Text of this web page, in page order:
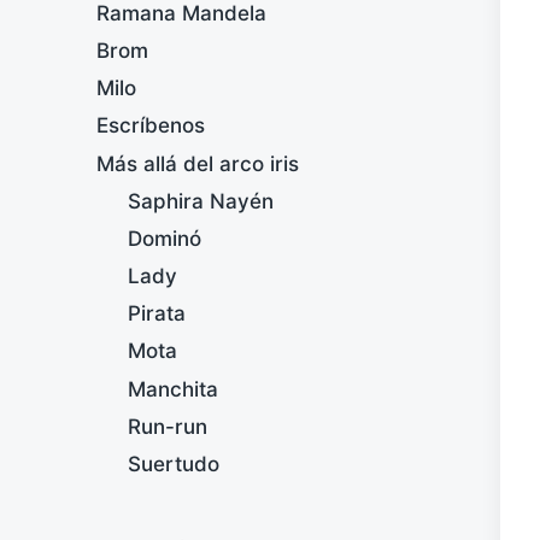
Ramana Mandela
Brom
Milo
Escríbenos
Más allá del arco iris
Saphira Nayén
Dominó
Lady
Pirata
Mota
Manchita
Run-run
Suertudo